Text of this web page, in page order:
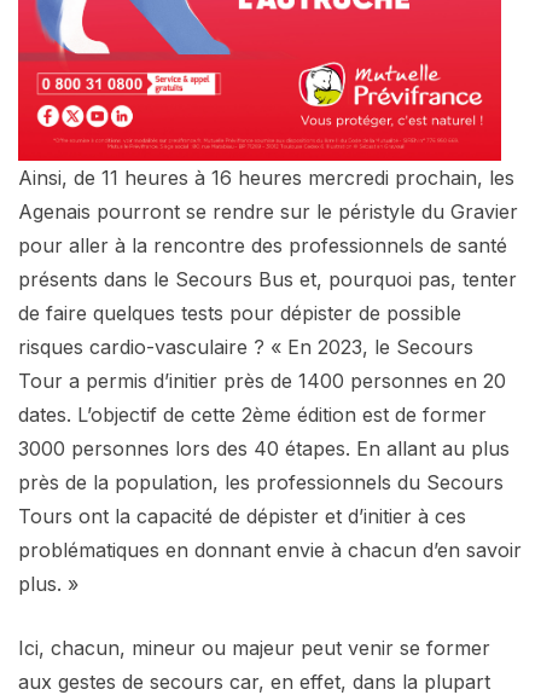
Ainsi, de 11 heures à 16 heures mercredi prochain, les
Agenais pourront se rendre sur le péristyle du Gravier
pour aller à la rencontre des professionnels de santé
présents dans le Secours Bus et, pourquoi pas, tenter
de faire quelques tests pour dépister de possible
risques cardio-vasculaire ? « En 2023, le Secours
Tour a permis d’initier près de 1400 personnes en 20
dates. L’objectif de cette 2ème édition est de former
3000 personnes lors des 40 étapes. En allant au plus
près de la population, les professionnels du Secours
Tours ont la capacité de dépister et d’initier à ces
problématiques en donnant envie à chacun d’en savoir
plus. »
Ici, chacun, mineur ou majeur peut venir se former
aux gestes de secours car, en effet, dans la plupart